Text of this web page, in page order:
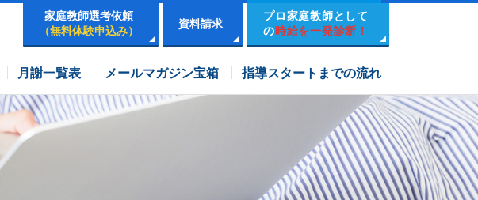
家庭教師選考依頼
（無料体験申込み）
資料請求
プロ家庭教師として
の時給を一発診断！
四谷大塚コース 市進学院コース
月謝一覧表 メールマガジン宝箱 指導スタートまでの流れ